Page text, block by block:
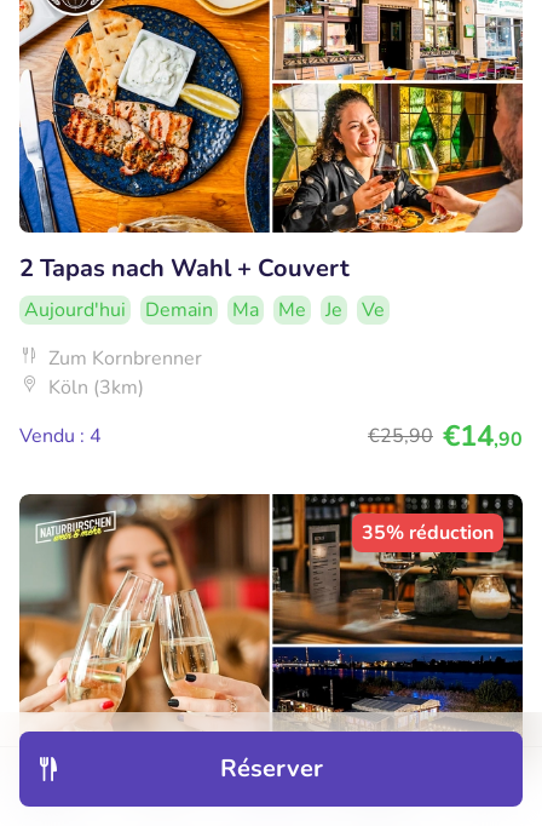
Réserver
2 Tapas nach Wahl + Couvert
Aujourd'hui Demain Ma Me Je
Ve
Zum Kornbrenner
Köln (3km)
Vendu : 4
€25,90 €14,90
35% réduction